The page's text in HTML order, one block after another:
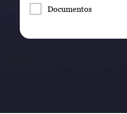
Documentos